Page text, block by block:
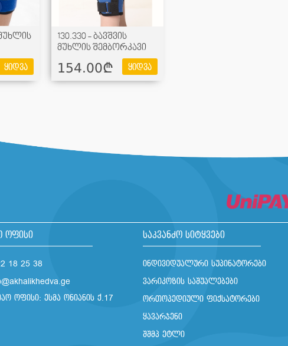
მუხლის
ყიდვა
130.330 - ბავშვის
მუხლის შემბორკავი
154.00¢ ყიდვა
ოფისი
18 25 38
ოფისი: ესმა ონიანის ქ.17
საკვანძო სიტყვები
ინდივიდუალური სუპინატორები
ვარიკოზის საშუალებები
ორთოპედიული ფიქსატორები
ყავარჯენი
შშმპ ეტლი